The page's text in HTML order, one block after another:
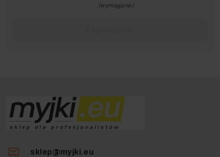
(wymagane)
sklep@myjki.eu